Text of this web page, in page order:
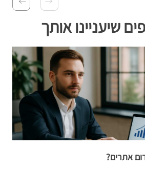
שיעניינו אותך
אתרים?